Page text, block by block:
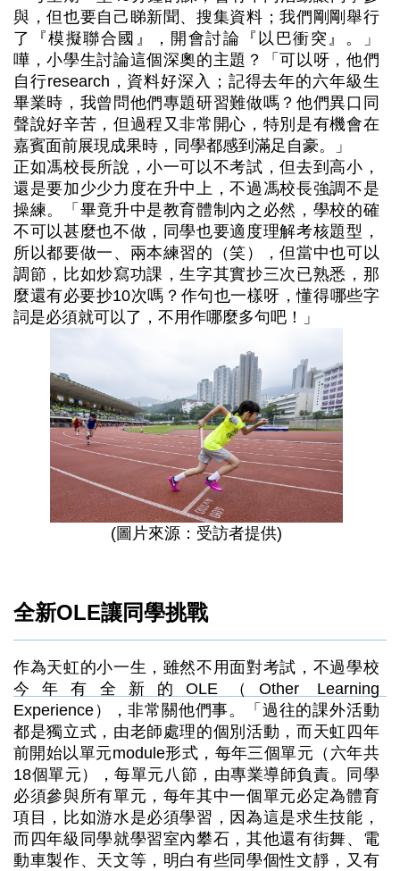
與，但也要自己睇新聞、搜集資料；我們剛剛舉行
了『模擬聯合國』，開會討論『以巴衝突』。」
嘩，小學生討論這個深奧的主題？「可以呀，他們
自行research，資料好深入；記得去年的六年級生
畢業時，我曾問他們專題研習難做嗎？他們異口同
聲說好辛苦，但過程又非常開心，特別是有機會在
嘉賓面前展現成果時，同學都感到滿足自豪。」
正如馮校長所說，小一可以不考試，但去到高小，
還是要加少少力度在升中上，不過馮校長強調不是
操練。「畢竟升中是教育體制內之必然，學校的確
不可以甚麼也不做，同學也要適度理解考核題型，
所以都要做一、兩本練習的（笑），但當中也可以
調節，比如炒寫功課，生字其實抄三次已熟悉，那
麼還有必要抄10次嗎？作句也一樣呀，懂得哪些字
詞是必須就可以了，不用作哪麼多句吧！」
(圖片來源：受訪者提供)
全新OLE讓同學挑戰
作為天虹的小一生，雖然不用面對考試，不過學校
今年有全新的OLE（Other Learning
Experience），非常關他們事。「過往的課外活動
都是獨立式，由老師處理的個別活動，而天虹四年
前開始以單元module形式，每年三個單元（六年共
18個單元），每單元八節，由專業導師負責。同學
必須參與所有單元，每年其中一個單元必定為體育
項目，比如游水是必須學習，因為這是求生技能，
而四年級同學就學習室內攀石，其他還有街舞、電
動車製作、天文等，明白有些同學個性文靜，又有